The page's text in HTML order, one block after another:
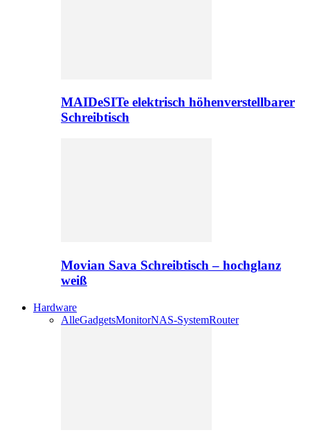
MAIDeSITe elektrisch höhenverstellbarer
Schreibtisch
Movian Sava Schreibtisch – hochglanz
weiß
Hardware
AlleGadgetsMonitorNAS-SystemRouter